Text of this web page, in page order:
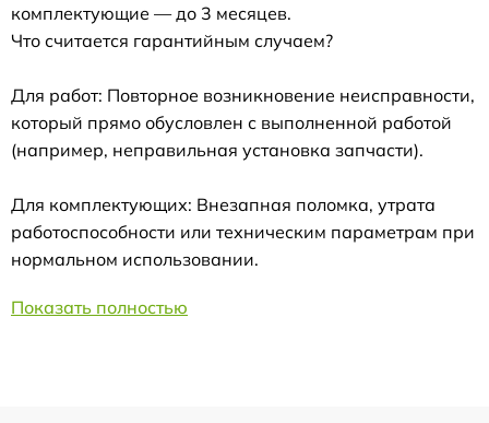
комплектующие — до 3 месяцев.
Что считается гарантийным случаем?
Для работ: Повторное возникновение неисправности,
который прямо обусловлен с выполненной работой
(например, неправильная установка запчасти).
Для комплектующих: Внезапная поломка, утрата
работоспособности или техническим параметрам при
нормальном использовании.
Показать полностью